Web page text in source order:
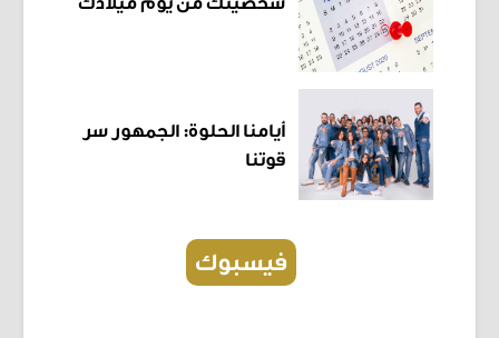
أيامنا الحلوة: الجمهور سر
قوتنا
فيسبوك